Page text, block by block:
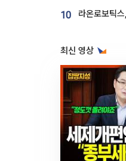
10
최신 영상